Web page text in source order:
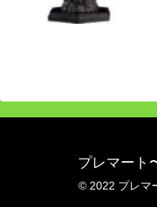
プレマート
© 2022 プレマ